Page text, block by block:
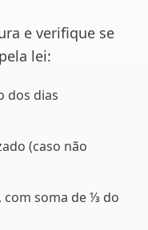
e verifique se
lei:
dos dias
(caso não
soma de ⅓ do